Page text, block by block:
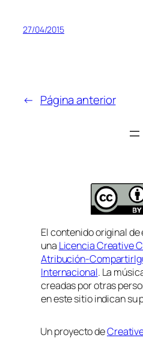
27/04/2015
← Página anterior
El contenido original
una Licencia Creative
Atribución-
Internacional. La
creadas por otras
en este sitio indican su
Un proyecto de